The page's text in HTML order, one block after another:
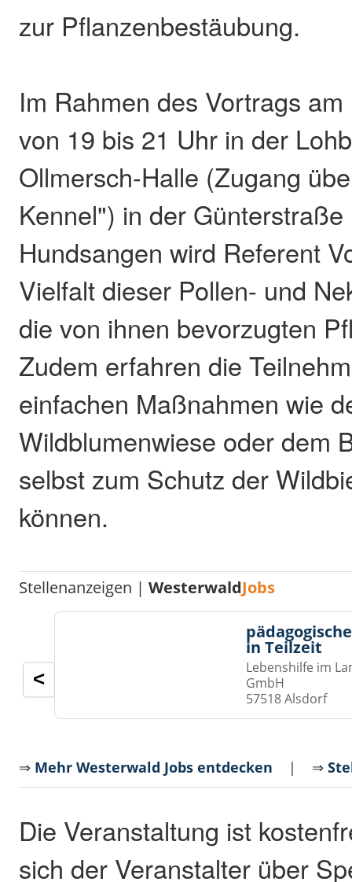
zur Pflanzenbestäubung.
Im Rahmen des Vortrags
von 19 bis 21 Uhr in der
Ollmersch-Halle (Zugang
Kennel") in der
Hundsangen wird Referent
Vielfalt dieser Pollen- und
die von ihnen bevorzugten
Zudem erfahren die
einfachen Maßnahmen wie
Wildblumenwiese oder dem
selbst zum Schutz der
können.
Stellenanzeigen |WesterwaldJobs
in Teilzeit
Lebenshilfe im
GmbH
57518 Alsdorf
<
⇒ Mehr Westerwald Jobs entdecken | ⇒
Die Veranstaltung ist
sich der Veranstalter über